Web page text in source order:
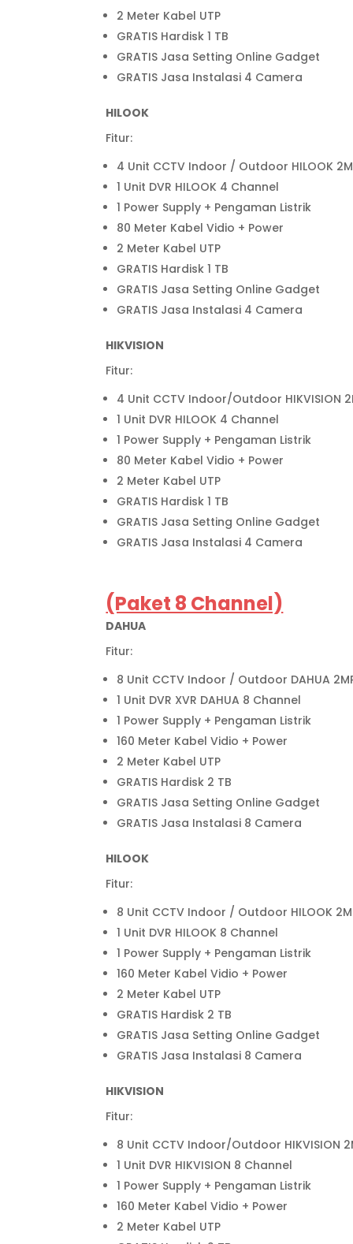
2 Meter Kabel UTP
GRATIS Hardisk 1 TB
GRATIS Jasa Setting Online Gadget
GRATIS Jasa Instalasi 4 Camera
HILOOK
Fitur:
4 Unit CCTV Indoor / Outdoor HILOOK
1 Unit DVR HILOOK 4 Channel
1 Power Supply + Pengaman Listrik
80 Meter Kabel Vidio + Power
2 Meter Kabel UTP
GRATIS Hardisk 1 TB
GRATIS Jasa Setting Online Gadget
GRATIS Jasa Instalasi 4 Camera
HIKVISION
Fitur:
4 Unit CCTV Indoor/Outdoor HIKVISION
1 Unit DVR HILOOK 4 Channel
1 Power Supply + Pengaman Listrik
80 Meter Kabel Vidio + Power
2 Meter Kabel UTP
GRATIS Hardisk 1 TB
GRATIS Jasa Setting Online Gadget
GRATIS Jasa Instalasi 4 Camera
(Paket 8 Channel)
DAHUA
Fitur:
8 Unit CCTV Indoor / Outdoor DAHUA
1 Unit DVR XVR DAHUA 8 Channel
1 Power Supply + Pengaman Listrik
160 Meter Kabel Vidio + Power
2 Meter Kabel UTP
GRATIS Hardisk 2 TB
GRATIS Jasa Setting Online Gadget
GRATIS Jasa Instalasi 8 Camera
HILOOK
Fitur:
8 Unit CCTV Indoor / Outdoor HILOOK
1 Unit DVR HILOOK 8 Channel
1 Power Supply + Pengaman Listrik
160 Meter Kabel Vidio + Power
2 Meter Kabel UTP
GRATIS Hardisk 2 TB
GRATIS Jasa Setting Online Gadget
GRATIS Jasa Instalasi 8 Camera
HIKVISION
Fitur:
8 Unit CCTV Indoor/Outdoor HIKVISION
1 Unit DVR HIKVISION 8 Channel
1 Power Supply + Pengaman Listrik
160 Meter Kabel Vidio + Power
2 Meter Kabel UTP